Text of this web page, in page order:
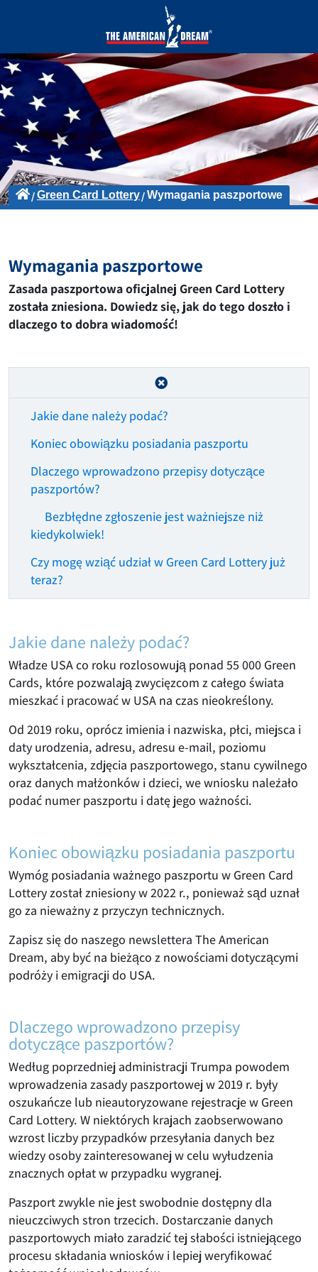
Green Card Lottery Wymagania paszportowe
Wymagania paszportowe
Zasada paszportowa oficjalnej Green Card Lottery
została zniesiona. Dowiedz się, jak do tego doszło i
dlaczego to dobra wiadomość!
Jakie dane należy podać?
Koniec obowiązku posiadania paszportu
Dlaczego wprowadzono przepisy dotyczące
paszportów?
Bezbłędne zgłoszenie jest ważniejsze niż
kiedykolwiek!
Czy mogę wziąć udział w Green Card Lottery już
teraz?
Jakie dane należy podać?
Władze USA co roku rozlosowują ponad 55 000 Green
Cards, które pozwalają zwycięzcom z całego świata
mieszkać i pracować w USA na czas nieokreślony.
Od 2019 roku, oprócz imienia i nazwiska, płci, miejsca i
daty urodzenia, adresu, adresu e-mail, poziomu
wykształcenia, zdjęcia paszportowego, stanu cywilnego
oraz danych małżonków i dzieci, we wniosku należało
podać numer paszportu i datę jego ważności.
Koniec obowiązku posiadania paszportu
Wymóg posiadania ważnego paszportu w Green Card
Lottery został zniesiony w 2022 r., ponieważ sąd uznał
go za nieważny z przyczyn technicznych.
Zapisz się do naszego newslettera The American
Dream, aby być na bieżąco z nowościami dotyczącymi
podróży i emigracji do USA.
Dlaczego wprowadzono przepisy
dotyczące paszportów?
Według poprzedniej administracji Trumpa powodem
wprowadzenia zasady paszportowej w 2019 r. były
oszukańcze lub nieautoryzowane rejestracje w Green
Card Lottery. W niektórych krajach zaobserwowano
wzrost liczby przypadków przesyłania danych bez
wiedzy osoby zainteresowanej w celu wyłudzenia
znacznych opłat w przypadku wygranej.
Paszport zwykle nie jest swobodnie dostępny dla
nieuczciwych stron trzecich. Dostarczanie danych
paszportowych miało zaradzić tej słabości istniejącego
procesu składania wniosków i lepiej weryfikować